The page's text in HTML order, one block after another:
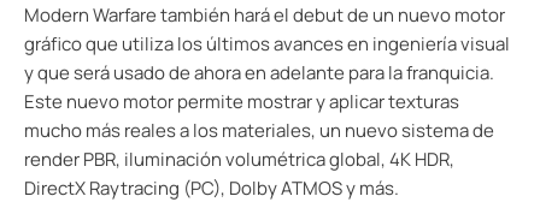
Modern Warfare también hará el debut de un nuevo motor
gráfico que utiliza los últimos avances en ingeniería visual
y que será usado de ahora en adelante para la franquicia.
Este nuevo motor permite mostrar y aplicar texturas
mucho más reales a los materiales, un nuevo sistema de
render PBR, iluminación volumétrica global, 4K HDR,
DirectX Raytracing (PC), Dolby ATMOS y más.